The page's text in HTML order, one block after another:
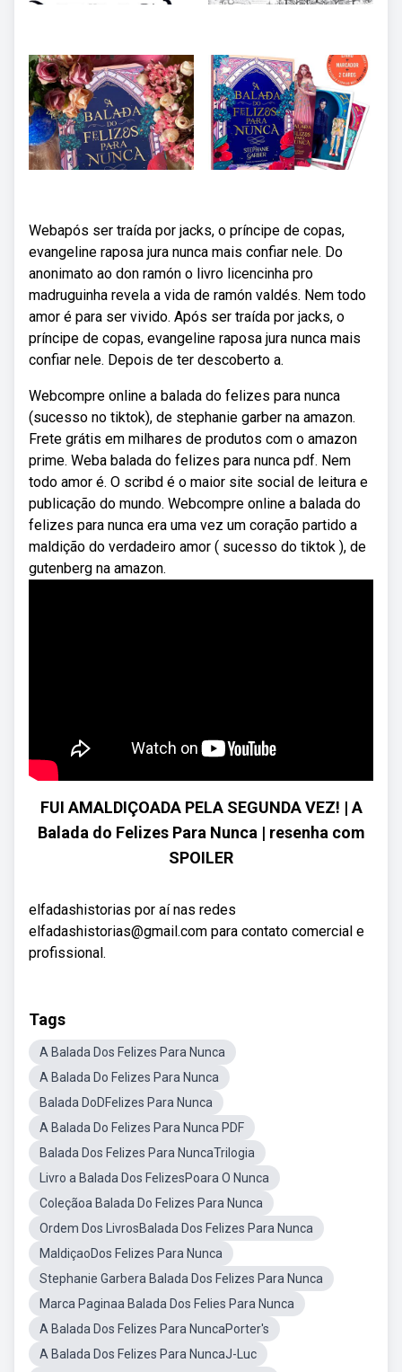
Webapós ser traída por jacks, o príncipe de copas,
evangeline raposa jura nunca mais confiar nele. Do
anonimato ao don ramón o livro licencinha pro
madruguinha revela a vida de ramón valdés. Nem todo
amor é para ser vivido. Após ser traída por jacks, o
príncipe de copas, evangeline raposa jura nunca mais
confiar nele. Depois de ter descoberto a.
Webcompre online a balada do felizes para nunca
(sucesso no tiktok), de stephanie garber na amazon.
Frete grátis em milhares de produtos com o amazon
prime. Weba balada do felizes para nunca pdf. Nem
todo amor é. O scribd é o maior site social de leitura e
publicação do mundo. Webcompre online a balada do
felizes para nunca era uma vez um coração partido a
maldição do verdadeiro amor ( sucesso do tiktok ), de
gutenberg na amazon.
FUI AMALDIÇOADA PELA SEGUNDA VEZ! | A
Balada do Felizes Para Nunca | resenha com
SPOILER
elfadashistorias por aí nas redes
elfadashistorias@gmail.com para contato comercial e
profissional.
Tags
A Balada Dos Felizes Para Nunca
A Balada Do Felizes Para Nunca
Balada DoDFelizes Para Nunca
A Balada Do Felizes Para Nunca PDF
Balada Dos Felizes Para NuncaTrilogia
Livro a Balada Dos FelizesPoara O Nunca
Coleçãoa Balada Do Felizes Para Nunca
Ordem Dos LivrosBalada Dos Felizes Para Nunca
MaldiçaoDos Felizes Para Nunca
Stephanie Garbera Balada Dos Felizes Para Nunca
Marca Paginaa Balada Dos Felies Para Nunca
A Balada Dos Felizes Para NuncaPorter's
A Balada Dos Felizes Para NuncaJ-Luc